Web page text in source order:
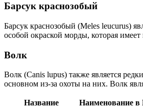
Барсук краснозобый
Барсук краснозобый (Meles leucurus)
особой окраской морды, которая
Волк
Волк (Canis lupus) также является
основном из-за охоты на них. Волк
Название Наименование в